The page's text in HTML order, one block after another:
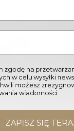
szary
zgodę na
w celu wysyłki
możesz
wiadomości.
ZAPISZ SIĘ